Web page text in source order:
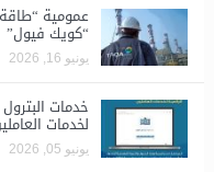
​عمومية
“كويك فيول”
يونيو 16, 2026
لخدمات
يونيو 05, 2026